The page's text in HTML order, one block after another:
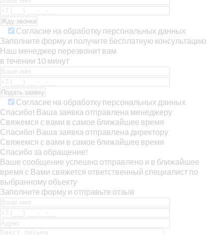
Согласие на обработку персональных данных
Заполните форму и получите бесплатную консультацию
Наш менеджер перезвонит вам
в течении 10 минут
Согласие на обработку персональных данных
Спасибо! Ваша заявка отправлена менеджеру
Свяжемся с вами в самое ближайшее время
Спасибо! Ваша заявка отправлена директору
Свяжемся с вами в самое ближайшее время
Спасибо за обращение!
Ваше сообщение успешно отправлено и в ближайшее
время с Вами свяжется ответственный специалист по
выбранному объекту
Заполните форму и отправьте отзыв